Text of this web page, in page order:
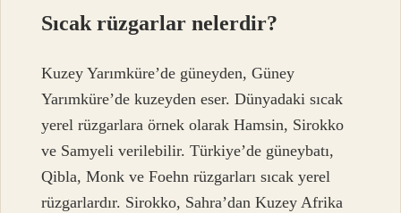
Sıcak rüzgarlar nelerdir?
Kuzey Yarımküre’de güneyden, Güney
Yarımküre’de kuzeyden eser. Dünyadaki sıcak
yerel rüzgarlara örnek olarak Hamsin, Sirokko
ve Samyeli verilebilir. Türkiye’de güneybatı,
Qibla, Monk ve Foehn rüzgarları sıcak yerel
rüzgarlardır. Sirokko, Sahra’dan Kuzey Afrika